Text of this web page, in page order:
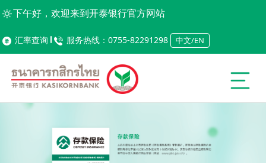
下午好，欢迎来到开泰银行官方网站
汇率查询 服务热线：0755-82291298 中文/EN